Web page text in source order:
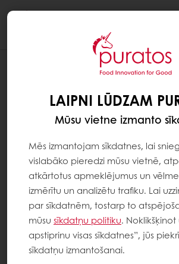
LAIPNI LŪDZAM
Mūsu vietne izmanto
Mēs izmantojam sīkdatnes, lai
vislabāko pieredzi mūsu vietnē,
atkārtotus apmeklējumus un
izmērītu un analizētu trafiku. Lai
par sīkdatnēm, tostarp to
mūsu sīkdatņu politiku. Noklikšķinot
apstiprinu visas sīkdatnes”, jūs
sīkdatņu izmantošanai.